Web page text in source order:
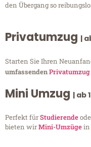
den Übergang so
Privatumzug |
Starten Sie Ihren
umfassendenPrivatumzug
Mini Umzug | ab
Perfekt fürStudierende
bieten wirMini-Umzügein